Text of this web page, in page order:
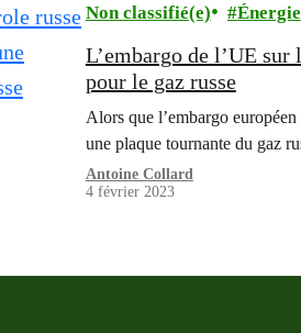
Non classifié(e) Énergie
L’embargo de l’UE
pour le gaz russe
Alors que l’embargo
une plaque tournante du gaz
Antoine Collard
4 février 2023